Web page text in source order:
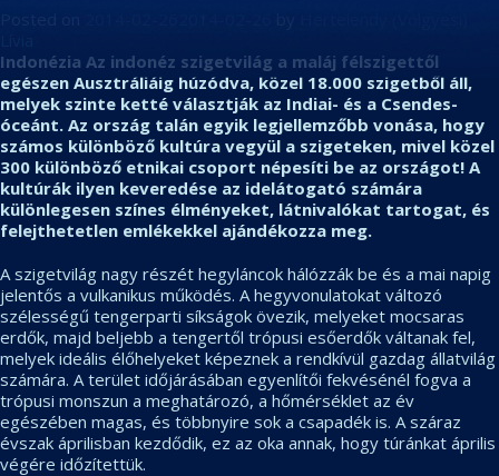
Indonézia Az indonéz szigetvilág a maláj félszigettől
egészen Ausztráliáig húzódva, közel 18.000 szigetből áll,
melyek szinte ketté választják az Indiai- és a Csendes-
óceánt. Az ország talán egyik legjellemzőbb vonása, hogy
számos különböző kultúra vegyül a szigeteken, mivel közel
300 különböző etnikai csoport népesíti be az országot! A
kultúrák ilyen keveredése az idelátogató számára
különlegesen színes élményeket, látnivalókat tartogat, és
felejthetetlen emlékekkel ajándékozza meg.
A szigetvilág nagy részét hegyláncok hálózzák be és a mai napig
jelentős a vulkanikus működés. A hegyvonulatokat változó
szélességű tengerparti síkságok övezik, melyeket mocsaras
erdők, majd beljebb a tengertől trópusi esőerdők váltanak fel,
melyek ideális élőhelyeket képeznek a rendkívül gazdag állatvilág
számára. A terület időjárásában egyenlítői fekvésénél fogva a
trópusi monszun a meghatározó, a hőmérséklet az év
egészében magas, és többnyire sok a csapadék is. A száraz
évszak áprilisban kezdődik, ez az oka annak, hogy túránkat április
végére időzítettük.